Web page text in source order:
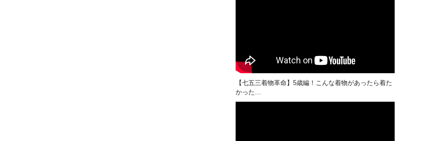
【七五三着物革命】5歳編！こんな着物があったら着た
かった…